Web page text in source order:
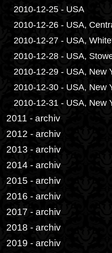
2010-12-25 - USA
2010-12-26 - USA,
2010-12-27 - USA,
2010-12-28 - USA,
2010-12-29 - USA, New
2010-12-30 - USA, New
2010-12-31 - USA, New
2011 - archiv
2012 - archiv
2013 - archiv
2014 - archiv
2015 - archiv
2016 - archiv
2017 - archiv
2018 - archiv
2019 - archiv